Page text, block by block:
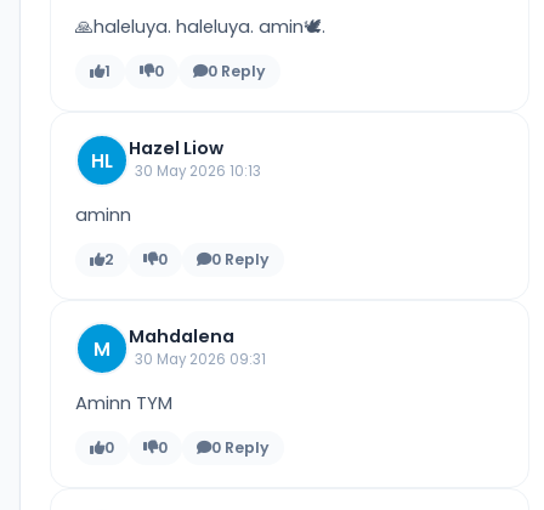
🙏haleluya. haleluya. amin🕊.
1 0 0 Reply
HL Hazel Liow
30 May 2026 10:13
aminn
2 0 0 Reply
M Mahdalena
30 May 2026 09:31
Aminn TYM
0 0 0 Reply